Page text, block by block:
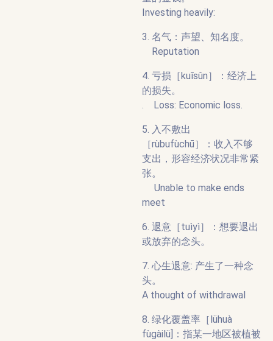
Investing heavily:
3. 名气：声望、知名度。
Reputation
4. 亏损［kuīsǔn］：经济上
的损失。
. Loss: Economic loss.
5. 入不敷出
［rùbufùchū］：收入不够
支出，形容经济状况非常紧
张。
Unable to make ends
meet
6. 退意［tuìyì］：想要退出
或放弃的念头。
7. 心生退意: 产生了一种念
头。
A thought of withdrawal
8. 绿化覆盖率［lühuà
fùgàilü]：指某一地区被植被